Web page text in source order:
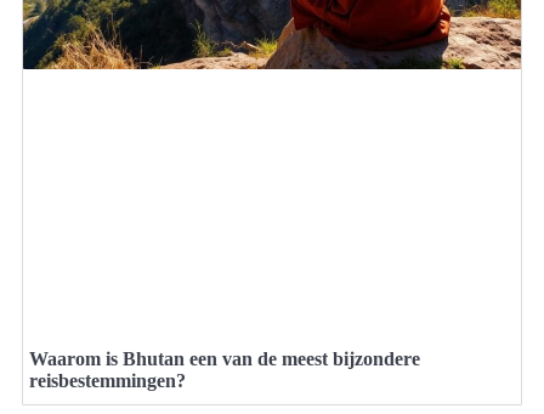
Waarom is Bhutan een van de meest bijzondere
reisbestemmingen?